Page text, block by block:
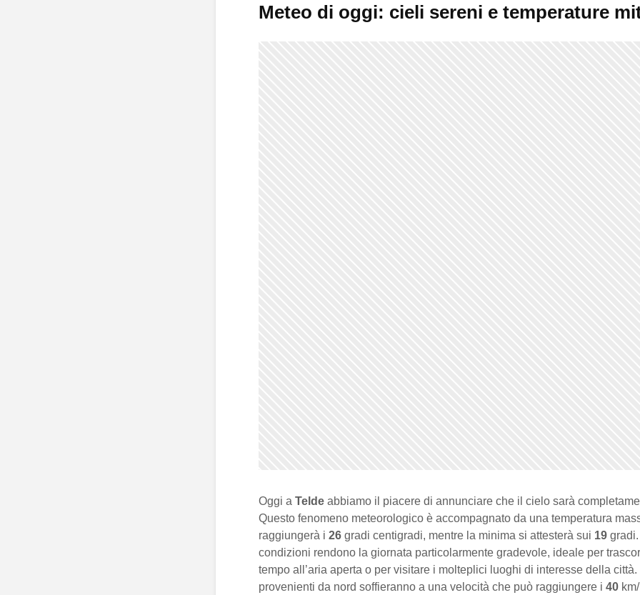
Meteo di oggi: cieli sereni e temperature
Oggi a Telde abbiamo il piacere di annunciare che il cielo sarà
Questo fenomeno meteorologico è accompagnato da una temperatura
raggiungerà i 26 gradi centigradi, mentre la minima si attesterà sui 19
condizioni rendono la giornata particolarmente gradevole, ideale per
tempo all’aria aperta o per visitare i molteplici luoghi di interesse della città.
provenienti da nord soffieranno a una velocità che può raggiungere i 40